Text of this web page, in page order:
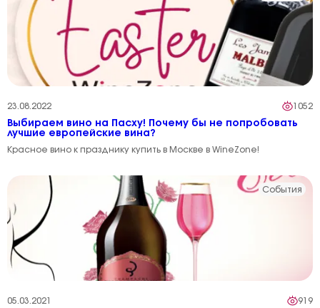
23.08.2022 1052
Выбираем вино на Пасху! Почему бы не попробовать
лучшие европейские вина?
Красное вино к празднику купить в Москве в WineZone!
События
05.03.2021 919